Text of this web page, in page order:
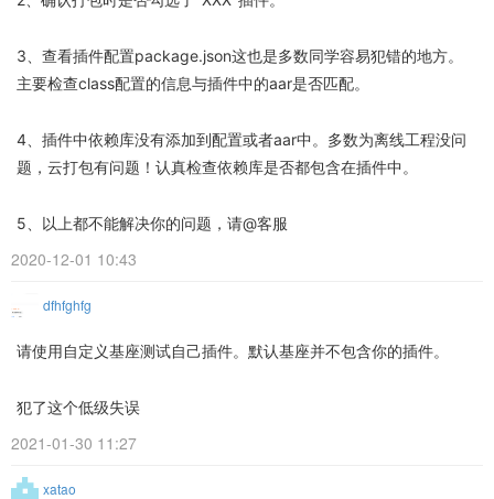
3、查看插件配置package.json这也是多数同学容易犯错的地方。
主要检查class配置的信息与插件中的aar是否匹配。
4、插件中依赖库没有添加到配置或者aar中。多数为离线工程没问
题，云打包有问题！认真检查依赖库是否都包含在插件中。
5、以上都不能解决你的问题，请@客服
2020-12-01 10:43
dfhfghfg
请使用自定义基座测试自己插件。默认基座并不包含你的插件。
犯了这个低级失误
2021-01-30 11:27
xatao